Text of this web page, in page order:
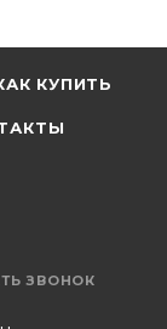
КУПИТЬ
ЗВОНОК